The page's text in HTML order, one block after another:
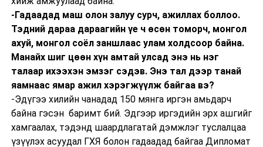
-Гадаадад маш олон залуу сурч, ажиллах боллоо.
Тэдний дараа дараагийн үе ч өсөн томорч, монгол
ахуй, монгол соёл заншлаас улам холдсоор байна.
Манайх шиг цөөн хүн амтай улсад энэ нь нэг
талаар ихээхэн эмзэг сэдэв. Энэ тал дээр танай
яамнаас ямар ажил хэрэгжүүлж байгаа вэ?
-Эдүгээ хилийн чанадад 150 мянга иргэн амьдарч
байна гэсэн баримт бий. Эдгээр иргэдийн эрх ашгийг
хамгаалах, тэдэнд шаардлагатай дэмжлэг туслалцаа
үзүүлэх асуудал ГХЯ болон гадаадад байгаа Дипломат